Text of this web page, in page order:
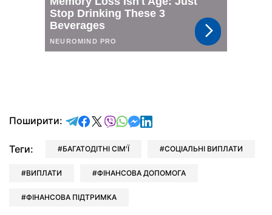
Поширити: відправити у Telegram
поділитись у Facebook
поділитись у X
відправити у Viber
відправити у Whatsapp
відправити у Messenger
відправити у LinkedIn
Теги: БАГАТОДІТНІ СІМ'Ї СОЦІАЛЬНІ ВИПЛАТИ
ВИПЛАТИ ФІНАНСОВА ДОПОМОГА
ФІНАНСОВА ПІДТРИМКА